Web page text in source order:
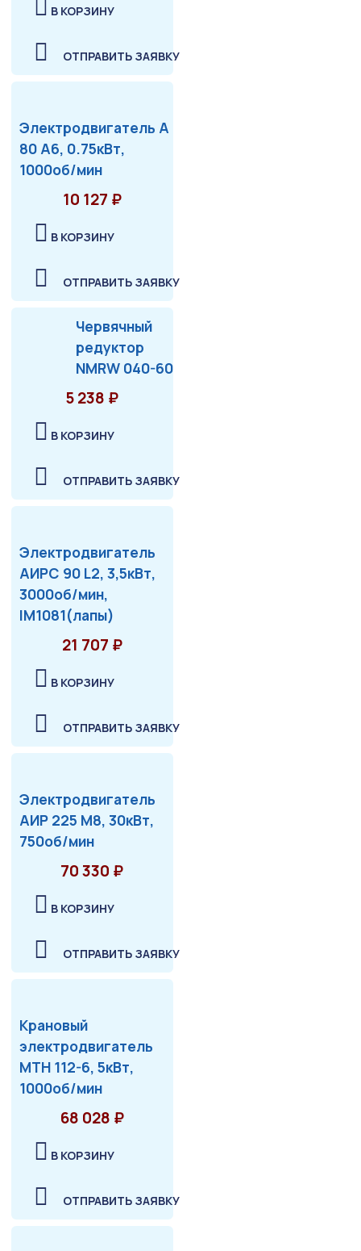
В КОРЗИНУ
ОТПРАВИТЬ ЗАЯВКУ
Электродвигатель А
80 А6, 0.75кВт,
1000об/мин
10 127 ₽
В КОРЗИНУ
ОТПРАВИТЬ ЗАЯВКУ
Червячный
редуктор
NMRW 040-60
5 238 ₽
В КОРЗИНУ
ОТПРАВИТЬ ЗАЯВКУ
Электродвигатель
АИРС 90 L2, 3,5кВт,
3000об/мин,
IM1081(лапы)
21 707 ₽
В КОРЗИНУ
ОТПРАВИТЬ ЗАЯВКУ
Электродвигатель
АИР 225 М8, 30кВт,
750об/мин
70 330 ₽
В КОРЗИНУ
ОТПРАВИТЬ ЗАЯВКУ
Крановый
электродвигатель
МТН 112-6, 5кВт,
1000об/мин
68 028 ₽
В КОРЗИНУ
ОТПРАВИТЬ ЗАЯВКУ